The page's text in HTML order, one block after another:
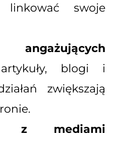
linkować swoje
angażujących
blogi i
zwiększają
z mediami